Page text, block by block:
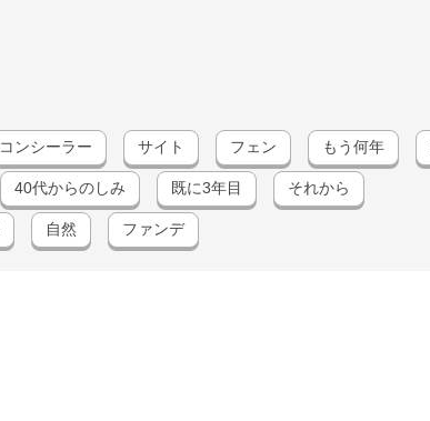
コンシーラー サイト フェン もう何年
40代からのしみ 既に3年目 それから
自然 ファンデ